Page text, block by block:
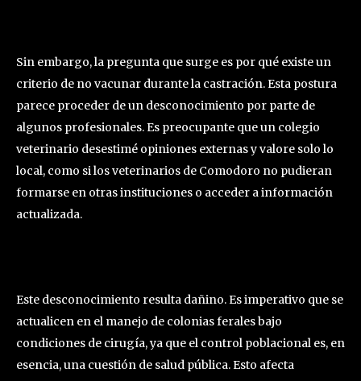
Sin embargo, la pregunta que surge es por qué existe un
criterio de no vacunar durante la castración. Esta postura
parece proceder de un desconocimiento por parte de
algunos profesionales. Es preocupante que un colegio
veterinario desestimé opiniones externas y valore solo lo
local, como si los veterinarios de Comodoro no pudieran
formarse en otras instituciones o acceder a información
actualizada.
Este desconocimiento resulta dañino. Es imperativo que se
actualicen en el manejo de colonias ferales bajo
condiciones de cirugía, ya que el control poblacional es, en
esencia, una cuestión de salud pública. Esto afecta